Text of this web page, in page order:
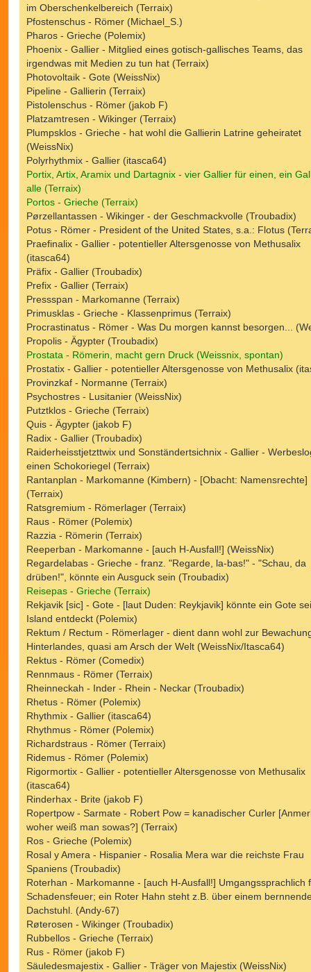
im Oberschenkelbereich (Terraix)
Pfostenschus - Römer (Michael_S.)
Pharos - Grieche (Polemix)
Phoenix - Gallier - Mitglied eines gotisch-gallisches Teams, das
irgendwas mit Medien zu tun hat (Terraix)
Photovoltaik - Gote (WeissNix)
Pipeline - Gallierin (Terraix)
Pistolenschus - Römer (jakob F)
Platzamtresen - Wikinger (Terraix)
Plumpsklos - Grieche - hat wohl die Gallierin Latrine geheiratet
(WeissNix)
Polyrhythmix - Gallier (itasca64)
Portix, Artix, Aramix und Dartagnix - vier Gallier für einen, ein
alle (Terraix)
Portos - Grieche (Terraix)
Pørzellantassen - Wikinger - der Geschmackvolle (Troubadix)
Potus - Römer - President of the United States, s.a.: Flotus
Praefinalix - Gallier - potentieller Altersgenosse von Methusalix
(itasca64)
Präfix - Gallier (Troubadix)
Prefix - Gallier (Terraix)
Pressspan - Markomanne (Terraix)
Primusklas - Grieche - Klassenprimus (Terraix)
Procrastinatus - Römer - Was Du morgen kannst besorgen...
Propolis - Ägypter (Troubadix)
Prostata - Römerin, macht gern Druck (Weissnix, spontan)
Prostatix - Gallier - potentieller Altersgenosse von Methusalix
Provinzkaf - Normanne (Terraix)
Psychostres - Lusitanier (WeissNix)
Putztklos - Grieche (Terraix)
Quis - Ägypter (jakob F)
Radix - Gallier (Troubadix)
Raiderheisstjetzttwix und Sonständertsichnix - Gallier -
einen Schokoriegel (Terraix)
Rantanplan - Markomanne (Kimbern) - [Obacht: Namensrechte]
(Terraix)
Ratsgremium - Römerlager (Terraix)
Raus - Römer (Polemix)
Razzia - Römerin (Terraix)
Reeperban - Markomanne - [auch H-Ausfall!] (WeissNix)
Regardelabas - Grieche - franz. "Regarde, la-bas!" - "Schau, da
drüben!", könnte ein Ausguck sein (Troubadix)
Reisepas - Grieche (Terraix)
Rekjavik [sic] - Gote - [laut Duden: Reykjavik] könnte ein Gote
Island entdeckt (Polemix)
Rektum / Rectum - Römerlager - dient dann wohl zur
Hinterlandes, quasi am Arsch der Welt (WeissNix/Itasca64)
Rektus - Römer (Comedix)
Rennmaus - Römer (Terraix)
Rheinneckah - Inder - Rhein - Neckar (Troubadix)
Rhetus - Römer (Polemix)
Rhythmix - Gallier (itasca64)
Rhythmus - Römer (Polemix)
Richardstraus - Römer (Terraix)
Ridemus - Römer (Polemix)
Rigormortix - Gallier - potentieller Altersgenosse von Methusalix
(itasca64)
Rinderhax - Brite (jakob F)
Ropertpow - Sarmate - Robert Pow = kanadischer Curler
woher weiß man sowas?] (Terraix)
Ros - Grieche (Polemix)
Rosal y Amera - Hispanier - Rosalia Mera war die reichste Frau
Spaniens (Troubadix)
Roterhan - Markomanne - [auch H-Ausfall!] Umgangssprachlich
Schadensfeuer; ein Roter Hahn steht z.B. über einem
Dachstuhl. (Andy-67)
Røterosen - Wikinger (Troubadix)
Rubbellos - Grieche (Terraix)
Rus - Römer (jakob F)
Säuledesmajestix - Gallier - Träger von Majestix (WeissNix)